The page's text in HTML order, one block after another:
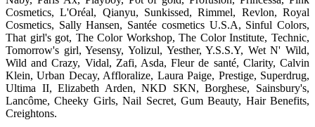
Cosmetics, L'Oréal, Qianyu, Sunkissed, Rimmel, Revlon, Royal
Cosmetics, Sally Hansen, Santée cosmetics U.S.A, Sinful Colors,
That girl's got, The Color Workshop, The Color Institute, Technic,
Tomorrow's girl, Yesensy, Yolizul, Yesther, Y.S.S.Y, Wet N' Wild,
Wild and Crazy, Vidal, Zafi, Asda, Fleur de santé, Clarity, Calvin
Klein, Urban Decay, Affloralize, Laura Paige, Prestige, Superdrug,
Ultima II, Elizabeth Arden, NKD SKN, Borghese, Sainsbury's,
Lancôme, Cheeky Girls, Nail Secret, Gum Beauty, Hair Benefits,
Creightons.